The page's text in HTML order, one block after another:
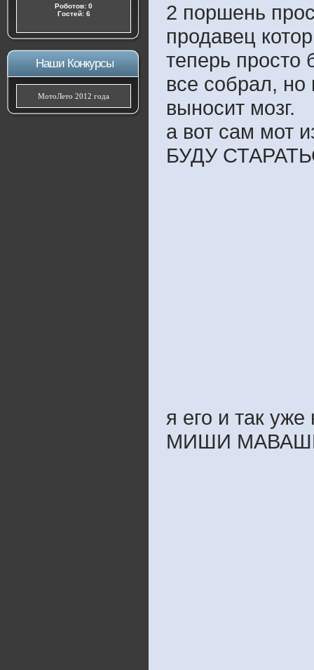
Роботов: 0
Гостей: 6
Наши Конкурсы
МотоЛето 2012 года
2 поршень
продавец
теперь просто
все собрал,
выносит мозг.
а вот сам мот
БУДУ
я его и так
МИШИ